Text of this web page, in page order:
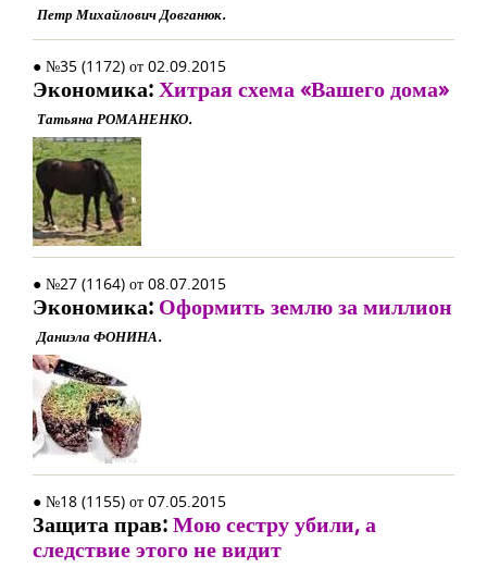
Петр Михайлович Довганюк.
● №35 (1172) от 02.09.2015
Экономика:Хитрая схема «Вашего дома»
Татьяна РОМАНЕНКО.
● №27 (1164) от 08.07.2015
Экономика: Оформить землю за миллион
Даниэла ФОНИНА.
● №18 (1155) от 07.05.2015
Защита прав:Мою сестру убили, а
следствие этого не видит